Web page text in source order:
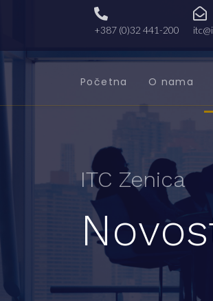
+387 (0)32 441-200
Početna O nama
ITC Zenica